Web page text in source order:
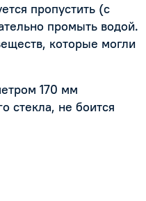
пропустить (с
промыть водой.
которые могли
170 мм
стекла, не боится